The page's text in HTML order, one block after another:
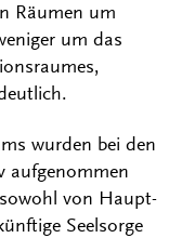
Räumen um
um das
wurden bei den
aufgenommen
von Haupt-
Seelsorge